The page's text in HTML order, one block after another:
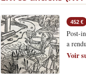
452 €
Post-
a
Voir